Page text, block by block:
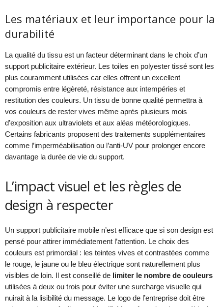
Les matériaux et leur importance pour la
durabilité
La qualité du tissu est un facteur déterminant dans le choix d’un
support publicitaire extérieur. Les toiles en polyester tissé sont les
plus couramment utilisées car elles offrent un excellent
compromis entre légèreté, résistance aux intempéries et
restitution des couleurs. Un tissu de bonne qualité permettra à
vos couleurs de rester vives même après plusieurs mois
d’exposition aux ultraviolets et aux aléas météorologiques.
Certains fabricants proposent des traitements supplémentaires
comme l’imperméabilisation ou l’anti-UV pour prolonger encore
davantage la durée de vie du support.
L’impact visuel et les règles de
design à respecter
Un support publicitaire mobile n’est efficace que si son design est
pensé pour attirer immédiatement l’attention. Le choix des
couleurs est primordial : les teintes vives et contrastées comme
le rouge, le jaune ou le bleu électrique sont naturellement plus
visibles de loin. Il est conseillé de limiter le nombre de couleurs
utilisées à deux ou trois pour éviter une surcharge visuelle qui
nuirait à la lisibilité du message. Le logo de l’entreprise doit être